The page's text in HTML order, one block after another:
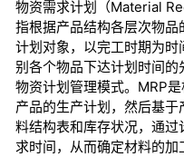
物资需求计划（Material
指根据产品结构各层次物
计划对象，以完工时期为
别各个物品下达计划时间
物资计划管理模式。MRP
产品的生产计划，然后基
料结构表和库存状况，通
求时间，从而确定材料的